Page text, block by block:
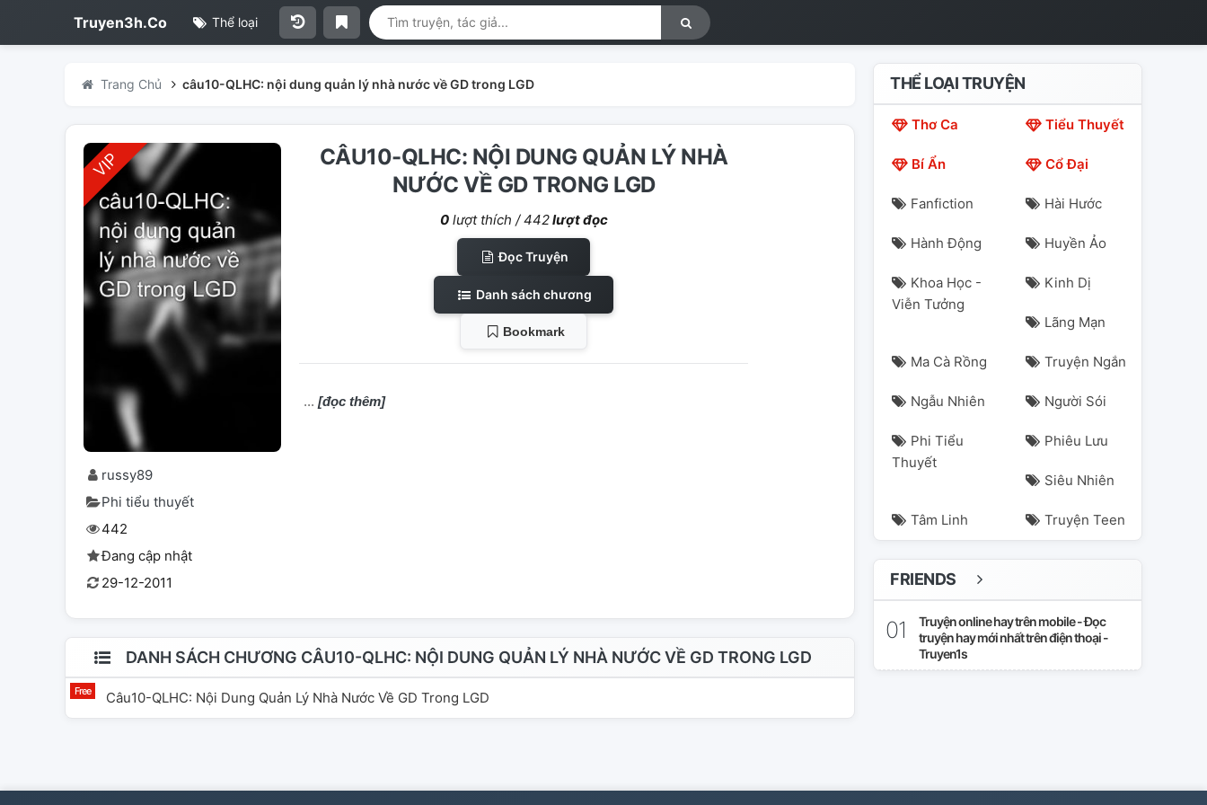
Truyen3h.Co Thể loại
Trang Chủ câu10-QLHC: nội dung quản lý nhà nước về GD trong LGD
russy89
Phi tiểu thuyết
442
Đang cập nhật
29-12-2011
CÂU10-QLHC: NỘI DUNG QUẢN LÝ NHÀ
NƯỚC VỀ GD TRONG LGD
0lượt thích /442lượt đọc
Đọc Truyện
Danh sách chương
Bookmark
[đọc thêm]
DANH SÁCH CHƯƠNG CÂU10-QLHC: NỘI DUNG QUẢN LÝ NHÀ NƯỚC VỀ GD TRONG LGD
Câu10-QLHC: Nội Dung Quản Lý Nhà Nước Về GD Trong LGD
THỂ LOẠI TRUYỆN
Thơ Ca Tiểu Thuyết
Bí Ẩn Cổ Đại
Fanfiction Hài Hước
Hành Động Huyền Ảo
Khoa Học -
Viễn Tưởng
Kinh Dị
Lãng Mạn
Ma Cà Rồng Truyện Ngắn
Ngẫu Nhiên Người Sói
Phi Tiểu
Thuyết
Phiêu Lưu
Siêu Nhiên
Tâm Linh Truyện Teen
FRIENDS
Truyện online hay trên mobile - Đọc
truyện hay mới nhất trên điện thoại -
Truyen1s